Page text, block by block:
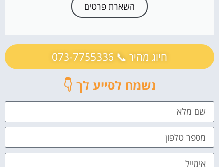
השארת פרטים
חיוג מהיר 📞 073-7755336
נשמח לסייע לך 👇